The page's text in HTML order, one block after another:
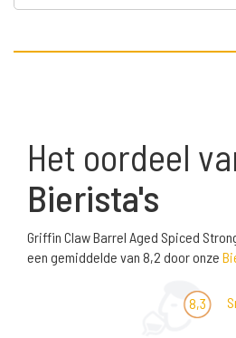
Het oordeel
Bierista's
Griffin Claw Barrel Aged Spiced
een gemiddelde van 8,2 door onze
8,3